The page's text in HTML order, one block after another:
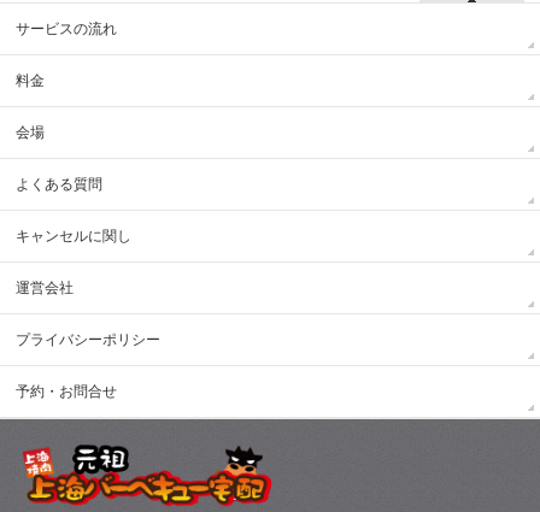
サービスの流れ
料金
会場
よくある質問
キャンセルに関し
運営会社
プライバシーポリシー
予約・お問合せ